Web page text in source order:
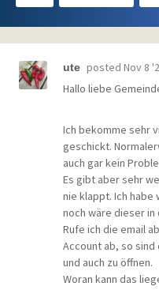
ute posted Nov 8
Hallo liebe
Ich bekomme sehr
geschickt.
auch gar kein
Es gibt aber sehr
nie klappt. Ich habe
noch wäre dieser in
Rufe ich die email
Account ab, so
und auch zu öffnen.
Woran kann das